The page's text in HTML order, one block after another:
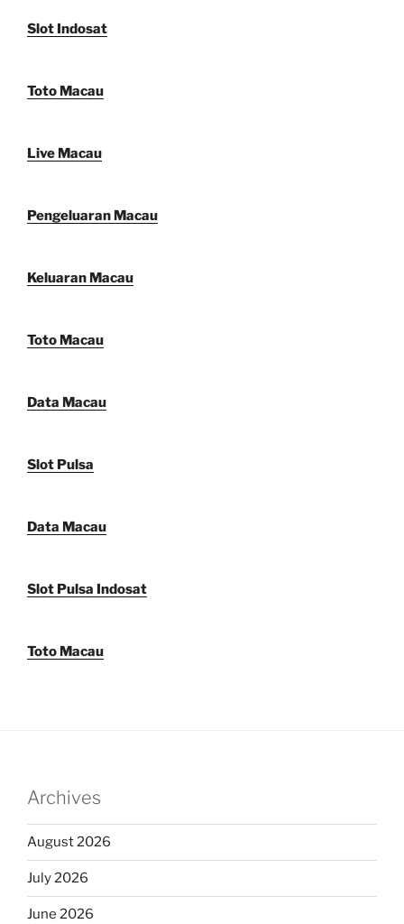
Slot Indosat
Toto Macau
Live Macau
Pengeluaran Macau
Keluaran Macau
Toto Macau
Data Macau
Slot Pulsa
Data Macau
Slot Pulsa Indosat
Toto Macau
Archives
August 2026
July 2026
June 2026